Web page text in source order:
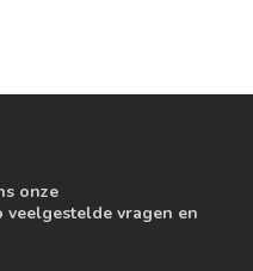
onze
vragen en